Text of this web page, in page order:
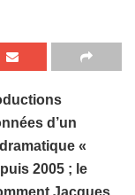
d’un
«
2005 ; le
Jacques